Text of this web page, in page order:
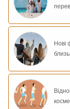
Нові